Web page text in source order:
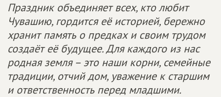
Праздник объединяет всех, кто любит
Чувашию, гордится её историей, бережно
хранит память о предках и своим трудом
создаёт её будущее. Для каждого из нас
родная земля – это наши корни, семейные
традиции, отчий дом, уважение к старшим
и ответственность перед младшими.